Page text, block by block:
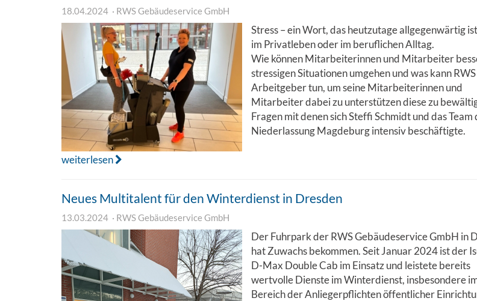
18.04.2024 RWS Gebäudeservice GmbH
Stress – ein Wort, das heutzutage allgegenwärtig
im Privatleben oder im beruflichen Alltag.
Wie können Mitarbeiterinnen und Mitarbeiter
stressigen Situationen umgehen und was kann
Arbeitgeber tun, um seine Mitarbeiterinnen und
Mitarbeiter dabei zu unterstützen diese zu
Fragen mit denen sich Steffi Schmidt und das Team
Niederlassung Magdeburg intensiv beschäftigte.
weiterlesen
Neues Multitalent für den Winterdienst in Dresden
13.03.2024 RWS Gebäudeservice GmbH
Der Fuhrpark der RWS Gebäudeservice GmbH in
hat Zuwachs bekommen. Seit Januar 2024 ist der
D-Max Double Cab im Einsatz und leistete bereits
wertvolle Dienste im Winterdienst, insbesondere
Bereich der Anliegerpflichten öffentlicher